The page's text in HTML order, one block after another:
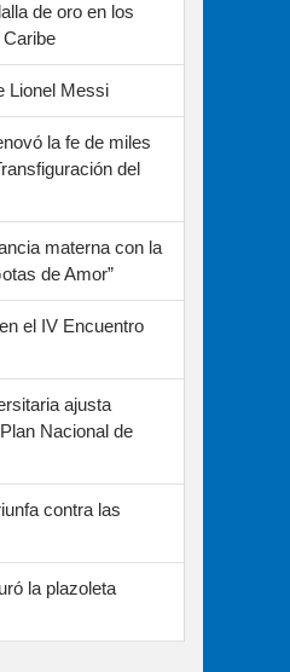
de oro en los
Lionel Messi
la fe de miles
del
materna con la
de Amor”
el IV Encuentro
ajusta
Nacional de
contra las
la plazoleta